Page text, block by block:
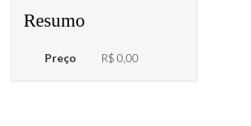
Resumo
Preço R$ 0,00